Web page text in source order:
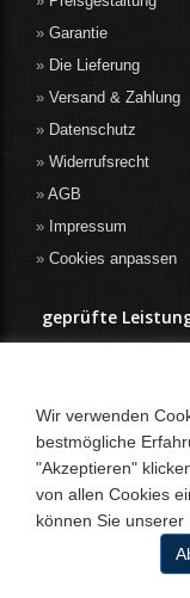
Garantie
Die Lieferung
Versand & Zahlung
Datenschutz
Widerrufsrecht
AGB
Impressum
Cookies anpassen
geprüfte
Wir verwenden
bestmögliche
"Akzeptieren"
von allen Cookies
können Sie unserer